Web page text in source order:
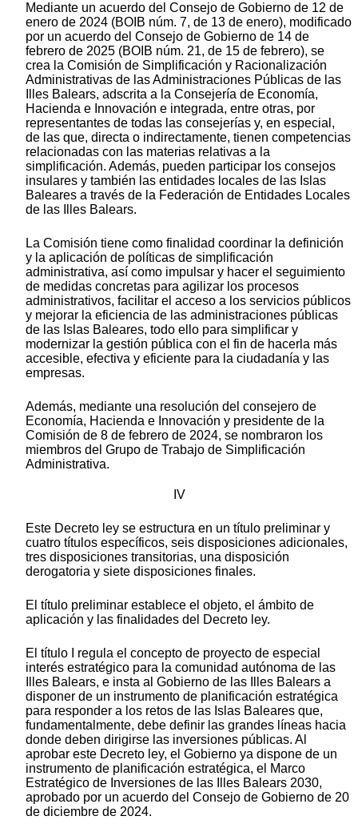
Mediante un acuerdo del Consejo de Gobierno de 12 de
enero de 2024 (BOIB núm. 7, de 13 de enero), modificado
por un acuerdo del Consejo de Gobierno de 14 de
febrero de 2025 (BOIB núm. 21, de 15 de febrero), se
crea la Comisión de Simplificación y Racionalización
Administrativas de las Administraciones Públicas de las
Illes Balears, adscrita a la Consejería de Economía,
Hacienda e Innovación e integrada, entre otras, por
representantes de todas las consejerías y, en especial,
de las que, directa o indirectamente, tienen competencias
relacionadas con las materias relativas a la
simplificación. Además, pueden participar los consejos
insulares y también las entidades locales de las Islas
Baleares a través de la Federación de Entidades Locales
de las Illes Balears.
La Comisión tiene como finalidad coordinar la definición
y la aplicación de políticas de simplificación
administrativa, así como impulsar y hacer el seguimiento
de medidas concretas para agilizar los procesos
administrativos, facilitar el acceso a los servicios públicos
y mejorar la eficiencia de las administraciones públicas
de las Islas Baleares, todo ello para simplificar y
modernizar la gestión pública con el fin de hacerla más
accesible, efectiva y eficiente para la ciudadanía y las
empresas.
Además, mediante una resolución del consejero de
Economía, Hacienda e Innovación y presidente de la
Comisión de 8 de febrero de 2024, se nombraron los
miembros del Grupo de Trabajo de Simplificación
Administrativa.
IV
Este Decreto ley se estructura en un título preliminar y
cuatro títulos específicos, seis disposiciones adicionales,
tres disposiciones transitorias, una disposición
derogatoria y siete disposiciones finales.
El título preliminar establece el objeto, el ámbito de
aplicación y las finalidades del Decreto ley.
El título I regula el concepto de proyecto de especial
interés estratégico para la comunidad autónoma de las
Illes Balears, e insta al Gobierno de las Illes Balears a
disponer de un instrumento de planificación estratégica
para responder a los retos de las Islas Baleares que,
fundamentalmente, debe definir las grandes líneas hacia
donde deben dirigirse las inversiones públicas. Al
aprobar este Decreto ley, el Gobierno ya dispone de un
instrumento de planificación estratégica, el Marco
Estratégico de Inversiones de las Illes Balears 2030,
aprobado por un acuerdo del Consejo de Gobierno de 20
de diciembre de 2024.